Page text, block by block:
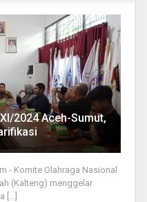
2024 Aceh-Sumut,
- Komite Olahraga Nasional
(Kalteng) menggelar
[...]